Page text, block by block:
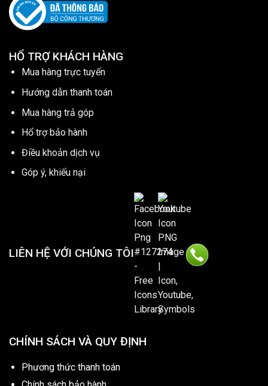
HỔ TRỢ KHÁCH HÀNG
Mua hàng trực tuyến
Hướng dẫn thanh toán
Mua hàng trả góp
Hổ trợ bảo hành
Điều khoản dịch vụ
Góp ý, khiếu nại
LIÊN HỆ VỚI CHÚNG TÔI
CHÍNH SÁCH VÀ QUY ĐỊNH
Phương thức thanh toán